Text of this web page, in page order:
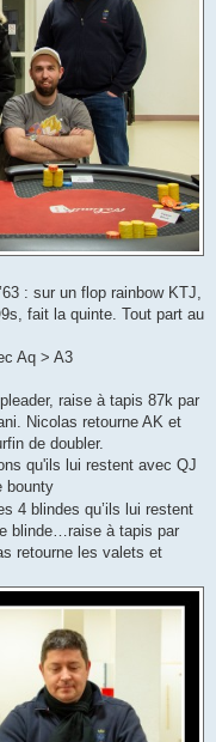
: sur un flop rainbow KTJ,
fait la quinte. Tout part au
Aq > A3
raise à tapis 87k par
Nicolas retourne AK et
de doubler.
qu'ils lui restent avec QJ
bounty
4 blindes qu’ils lui restent
blinde…raise à tapis par
retourne les valets et